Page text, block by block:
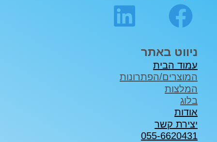
ניווט באתר
עמוד הבית
המוצרים/הפתרונות
המלצות
בלוג
אודות
יצירת קשר
055-6620431